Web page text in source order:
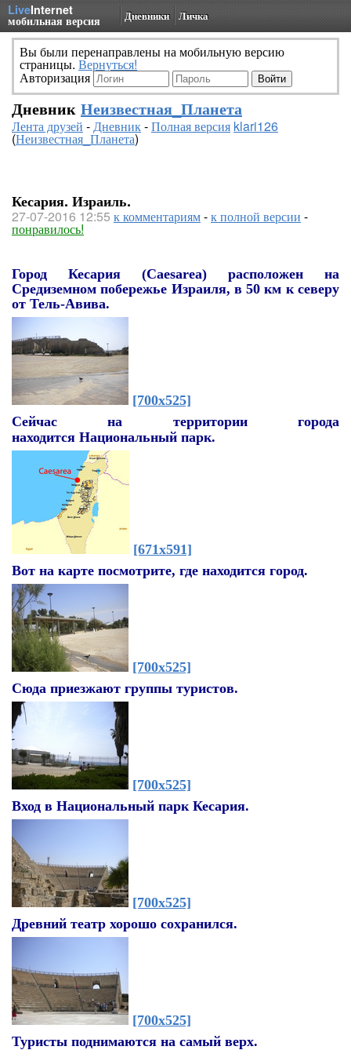
LiveInternet
мобильная версия Дневники Личка
Вы были перенаправлены на мобильную версию
страницы. Вернуться!
Авторизация
Дневник Неизвестная_Планета
Лента друзей -Дневник-Полная версия klari126
(Неизвестная_Планета)
Кесария. Израиль.
27-07-2016 12:55 к комментариям-к полной версии -
понравилось!
Город Кесария (Caesarea) расположен на
Средиземном побережье Израиля, в 50 км к северу
от Тель-Авива.
[700x525]
Сейчас на территории города
находится Национальный парк.
[671x591]
Вот на карте посмотрите, где находится город.
[700x525]
Сюда приезжают группы туристов.
[700x525]
Вход в Национальный парк Кесария.
[700x525]
Древний театр хорошо сохранился.
[700x525]
Туристы поднимаются на самый верх.